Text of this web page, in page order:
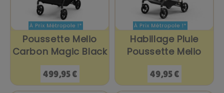
Poussette Melio
Carbon Magic Black
Prix
499,95 €
Habillage Pluie
Poussette Melio
Prix
49,95 €